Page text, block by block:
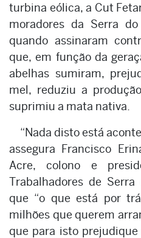
turbina eólica, a Cut
moradores da Serra
quando assinaram
que, em função da
abelhas sumiram,
mel, reduziu a
suprimiu a mata nativa.
“Nada disto está
assegura Francisco
Acre, colono e
Trabalhadores de
que “o que está por
milhões que querem
que para isto